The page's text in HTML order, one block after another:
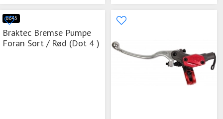
8645
Braktec Bremse Pumpe
Foran Sort / Rød (Dot 4 )